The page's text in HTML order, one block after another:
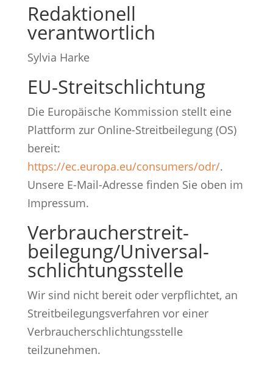
Redaktionell
verantwortlich
Sylvia Harke
EU-Streitschlichtung
Die Europäische Kommission stellt eine
Plattform zur Online-Streitbeilegung (OS)
bereit:
https://ec.europa.eu/consumers/odr/.
Unsere E-Mail-Adresse finden Sie oben im
Impressum.
Verbraucher­streit­
beilegung/Universal­
schlichtungs­stelle
Wir sind nicht bereit oder verpflichtet, an
Streitbeilegungsverfahren vor einer
Verbraucherschlichtungsstelle
teilzunehmen.